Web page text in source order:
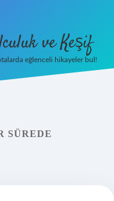
ve Keşif
eğlenceli hikayeler bul!
SÜREDE